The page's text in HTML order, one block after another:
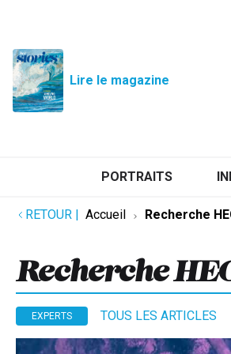
Lire le magazine
PORTRAITS
RETOUR | Accueil Recherche
Recherche
EXPERTS TOUS LES ARTICLES